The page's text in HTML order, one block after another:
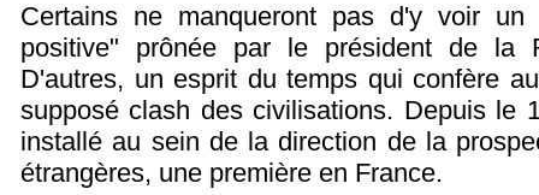
Certains ne manqueront pas d'y voir
positive" prônée par le président de la
D'autres, un esprit du temps qui confère
supposé clash des civilisations. Depuis le
installé au sein de la direction de la
étrangères, une première en France.